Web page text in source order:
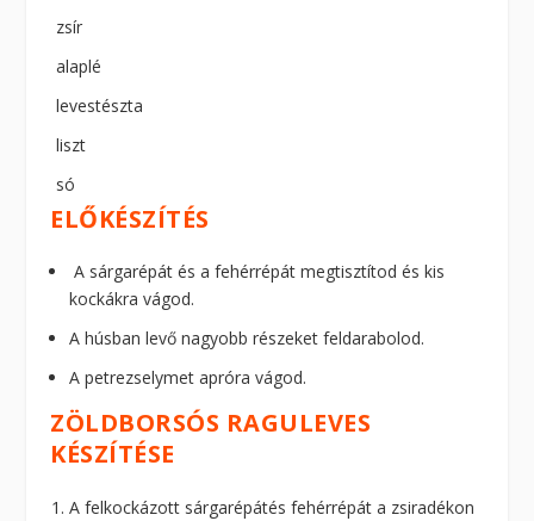
zsír
alaplé
levestészta
liszt
só
ELŐKÉSZÍTÉS
A sárgarépát és a fehérrépát megtisztítod és kis
kockákra vágod.
A húsban levő nagyobb részeket feldarabolod.
A petrezselymet apróra vágod.
ZÖLDBORSÓS RAGULEVES
KÉSZÍTÉSE
A felkockázott sárgarépátés fehérrépát a zsiradékon